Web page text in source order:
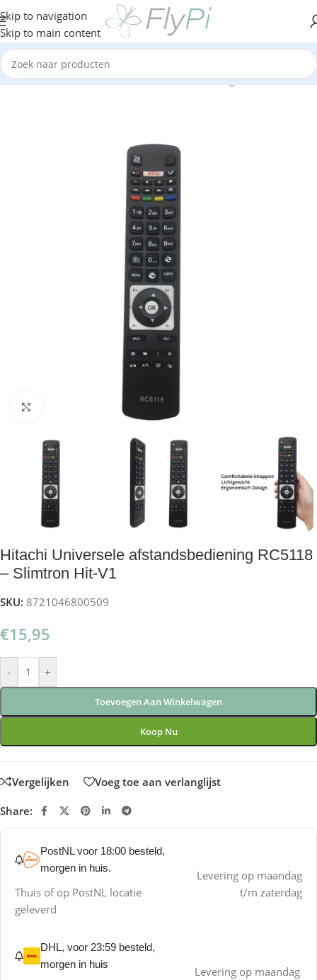
Skip to navigation
Skip to main content
Home/TV & Media/TV Boxen/Afstandsbedieningen
Klik om te vergroten
Hitachi Universele afstandsbediening RC5118
– Slimtron Hit-V1
SKU: 8721046800509
€15,95
- +
Toevoegen Aan Winkelwagen
Koop Nu
Vergelijken Voeg toe aan verlanglijst
Share:
PostNL voor 18:00 besteld,
morgen in huis.
Thuis of op PostNL locatie
geleverd
Levering op maandag
t/m zaterdag
DHL, voor 23:59 besteld,
morgen in huis
Levering op maandag